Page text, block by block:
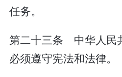
任务。
第二十三条 中华人民
必须遵守宪法和法律。